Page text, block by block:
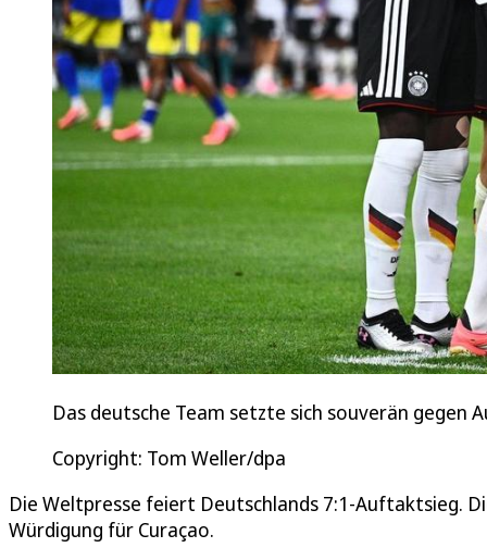
Das deutsche Team setzte sich souverän gegen
Copyright: Tom Weller/dpa
Die Weltpresse feiert Deutschlands 7:1-Auftaktsieg.
Würdigung für Curaçao.